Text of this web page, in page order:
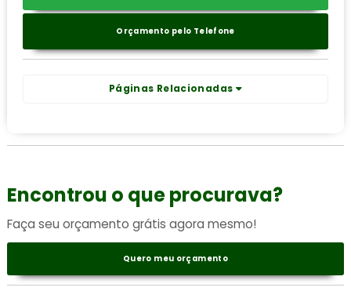
Orçamento pelo Telefone
Páginas Relacionadas
Encontrou o que procurava?
Faça seu orçamento grátis agora mesmo!
Quero meu orçamento